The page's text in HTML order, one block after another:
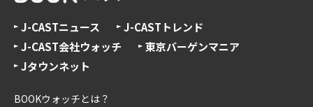
J-CASTニュース
J-CASTトレンド
J-CAST会社ウォッチ
東京バーゲンマニア
Jタウンネット
BOOKウォッチとは？